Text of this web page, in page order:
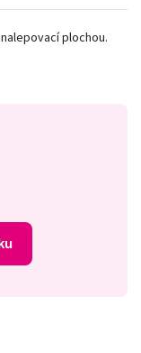
plochou.